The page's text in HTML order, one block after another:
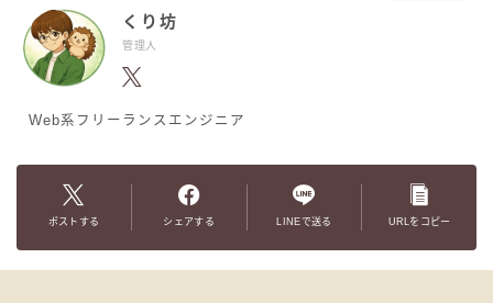
くり坊
管理人
Web系フリーランスエンジニア
ポストする シェアする LINEで送る URLをコピー